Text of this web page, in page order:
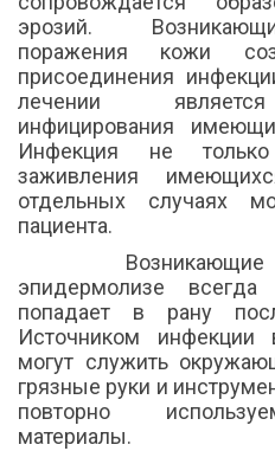
эрозий.
поражения кожи
присоединения
лечении
инфицирования
Инфекция не
заживления
отдельных случаях
пациента.
Возникающие
эпидермолизе
попадает в рану
Источником
могут служить
грязные руки и
повторно
материалы.